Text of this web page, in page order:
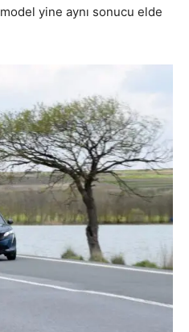
yine aynı sonucu elde